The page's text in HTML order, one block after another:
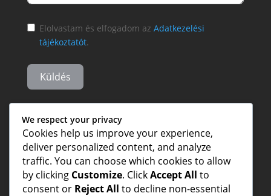
Elolvastam és elfogadom az Adatkezelési
tájékoztatót.
Küldés
We respect your privacy
Cookies help us improve your experience,
deliver personalized content, and analyze
traffic. You can choose which cookies to allow
by clicking Customize. ClickAccept All to
consent or Reject All to decline non-essential